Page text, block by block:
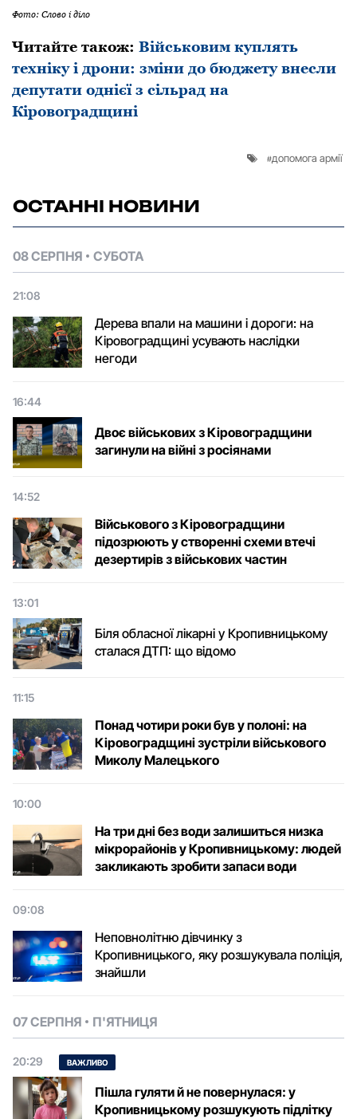
Фото: Слово і діло
Читайте також: Військовим куплять
техніку і дрони: зміни до бюджету внесли
депутати однієї з сільрад на
Кіровоградщині
допомога армії
ОСТАННІ НОВИНИ
08 СЕРПНЯ СУБОТА
21:08
Дерева впали на машини і дороги: на
Кіровоградщині усувають наслідки
негоди
16:44
Двоє військових з Кіровоградщини
загинули на війні з росіянами
14:52
Військового з Кіровоградщини
підозрюють у створенні схеми втечі
дезертирів з військових частин
13:01
Біля обласної лікарні у Кропивницькому
сталася ДТП: що відомо
11:15
Понад чотири роки був у полоні: на
Кіровоградщині зустріли військового
Микoлу Малецькoгo
10:00
На три дні без води залишиться низка
мікрорайонів у Кропивницькому: людей
закликають зробити запаси води
09:08
Неповнолітню дівчинку з
Кропивницького, яку розшукувала поліція,
знайшли
07 СЕРПНЯ П'ЯТНИЦЯ
20:29 ВАЖЛИВО
Пішла гуляти й не повернулася: у
Кропивницькому розшукують підлітку